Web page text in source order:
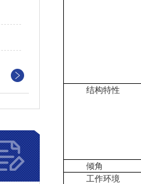
结构特性
倾角
工作环境